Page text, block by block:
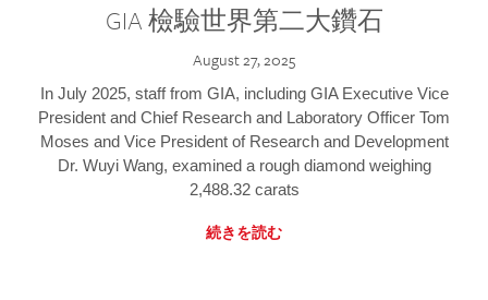
GIA 檢驗世界第二大鑽石
August 27, 2025
In July 2025, staff from GIA, including GIA Executive Vice
President and Chief Research and Laboratory Officer Tom
Moses and Vice President of Research and Development
Dr. Wuyi Wang, examined a rough diamond weighing
2,488.32 carats
続きを読む